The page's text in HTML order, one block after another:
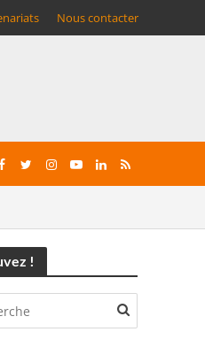
Nous contacter
!